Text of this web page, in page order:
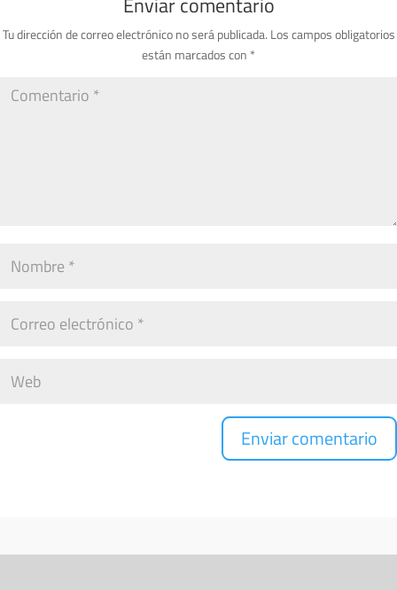
Tu dirección de correo electrónico no será publicada. Los campos obligatorios
están marcados con *